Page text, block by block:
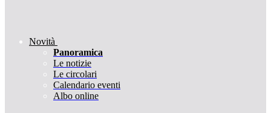
Novità
Panoramica
Le notizie
Le circolari
Calendario eventi
Albo online